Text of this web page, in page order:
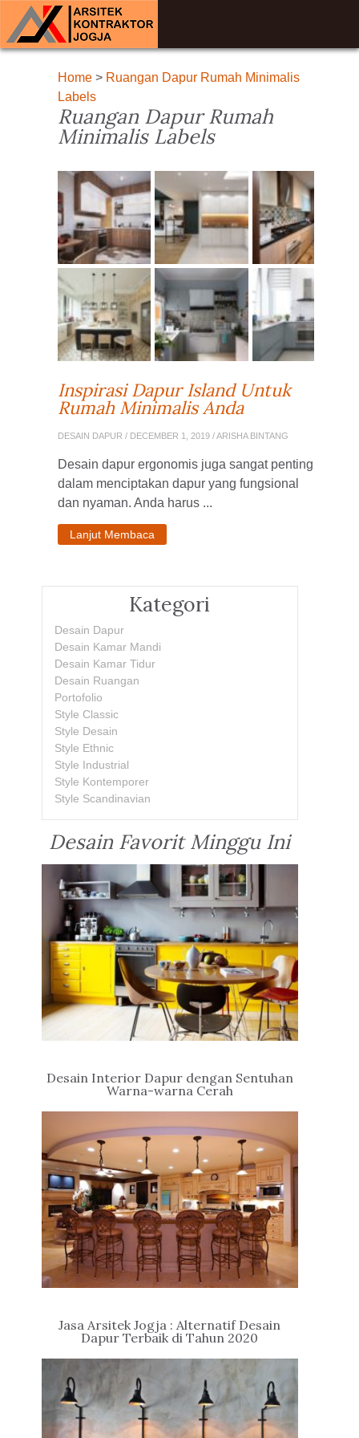
Home> Ruangan Dapur Rumah Minimalis
Labels
Ruangan Dapur Rumah
Minimalis Labels
Inspirasi Dapur Island Untuk
Rumah Minimalis Anda
DESAIN DAPUR / DECEMBER 1, 2019 / ARISHA BINTANG
Desain dapur ergonomis juga sangat penting
dalam menciptakan dapur yang fungsional
dan nyaman. Anda harus ...
Lanjut Membaca
Kategori
Desain Dapur
Desain Kamar Mandi
Desain Kamar Tidur
Desain Ruangan
Portofolio
Style Classic
Style Desain
Style Ethnic
Style Industrial
Style Kontemporer
Style Scandinavian
Desain Favorit Minggu Ini
Desain Interior Dapur dengan Sentuhan
Warna-warna Cerah
Jasa Arsitek Jogja : Alternatif Desain
Dapur Terbaik di Tahun 2020